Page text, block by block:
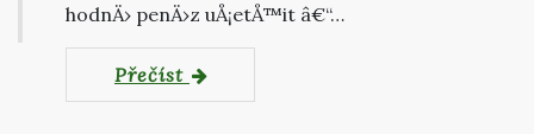
hodnÄ› penÄ›z uÅ¡etÅ™it â€“…
Přečíst